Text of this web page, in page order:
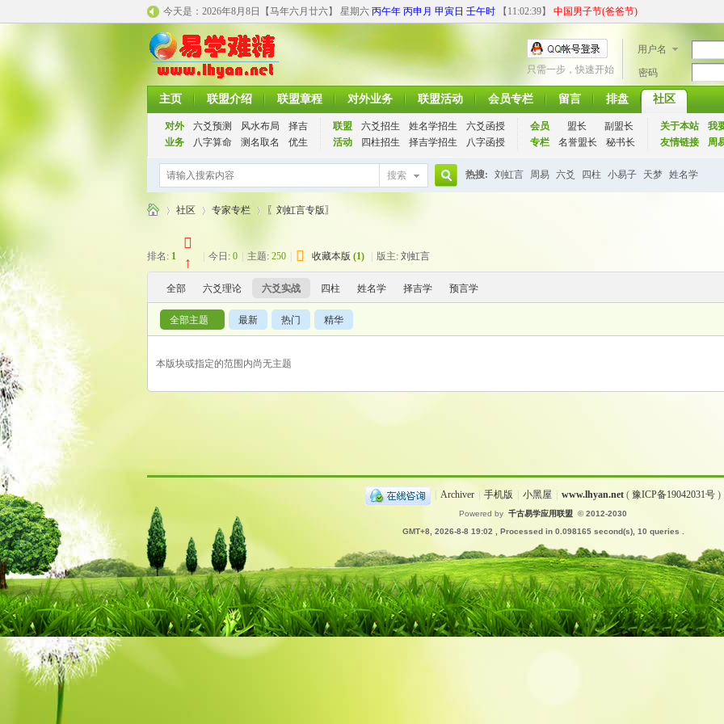
今天是： 2026年8月8日【马年六月廿六】 星期六 丙午年 丙申月 甲寅日 壬午时 【 11:02:40】 中国男子节(爸爸节)
用户名
密码
只需一步，快速开始
主页 联盟介绍 联盟章程 对外业务 联盟活动 会员专栏 留言 排盘 社区
对外 六爻预测 风水布局
择吉
业务
八字算命 测名取名 优生
联盟 六爻招生 姓名学招生
六爻函授
活动
四柱招生 择吉学招生 八字函授
会员 盟长
副盟长
专栏
名誉盟长 秘书长
关于本站
我
友情链接
周
搜索 热搜: 刘虹言 周易 六爻 四柱 小易子 天梦 姓名学
易
社区 专家专栏 〖刘虹言专版〗
排名: 1 ↑ 今日: 0 主题: 250 收藏本版 (1) 版主: 刘虹言
全部 六爻理论 六爻实战 四柱 姓名学 择吉学 预言学
全部主题 最新 热门 精华
本版块或指定的范围内尚无主题
Archiver 手机版 小黑屋 www.lhyan.net ( 豫ICP备19042031号 )
Powered by 千古易学应用联盟 © 2012-2030
GMT+8, 2026-8-8 19:02 , Processed in 0.098165 second(s), 10 queries .